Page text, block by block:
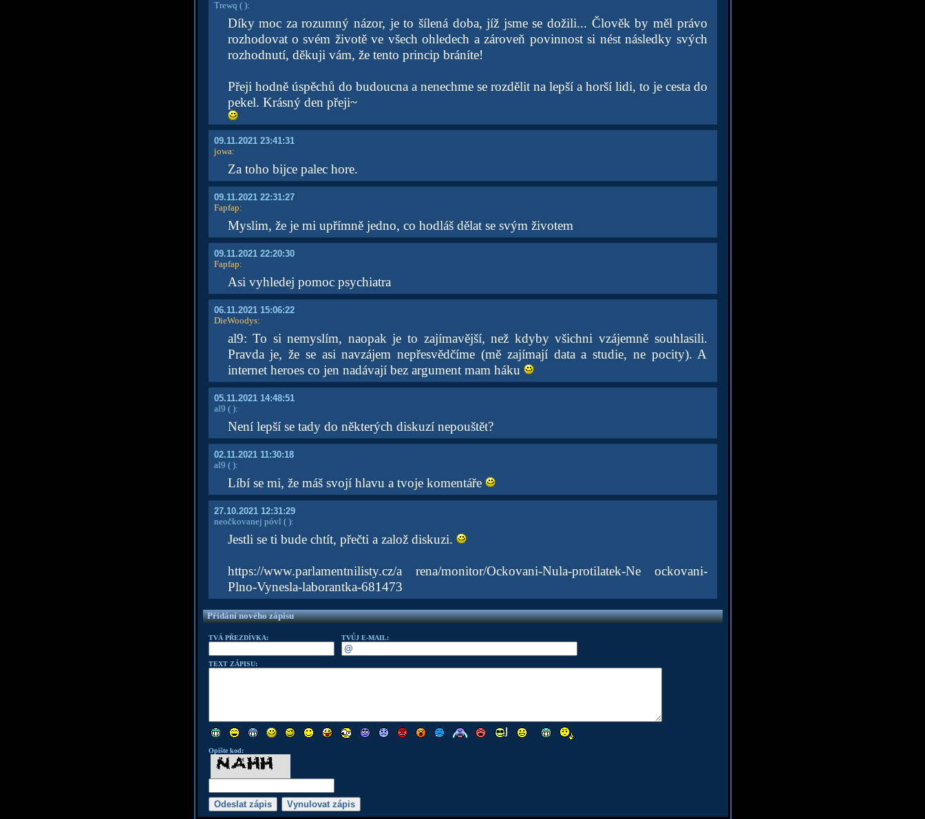
Trewq ( ):
Díky moc za rozumný názor, je to šílená doba, jíž jsme se dožili... Člověk by měl právo
rozhodovat o svém životě ve všech ohledech a zároveň povinnost si nést následky svých
rozhodnutí, děkuji vám, že tento princip bráníte!
Přeji hodně úspěchů do budoucna a nenechme se rozdělit na lepší a horší lidi, to je cesta do
pekel. Krásný den přeji~
09.11.2021 23:41:31
jowa:
Za toho bijce palec hore.
09.11.2021 22:31:27
Fapfap:
Myslim, že je mi upřímně jedno, co hodláš dělat se svým životem
09.11.2021 22:20:30
Fapfap:
Asi vyhledej pomoc psychiatra
06.11.2021 15:06:22
DieWoodys:
al9: To si nemyslím, naopak je to zajímavější, než kdyby všichni vzájemně souhlasili.
Pravda je, že se asi navzájem nepřesvědčíme (mě zajímají data a studie, ne pocity). A
internet heroes co jen nadávají bez argument mam háku
05.11.2021 14:48:51
al9 ( ):
Není lepší se tady do některých diskuzí nepouštět?
02.11.2021 11:30:18
al9 ( ):
Líbí se mi, že máš svojí hlavu a tvoje komentáře
27.10.2021 12:31:29
neočkovanej póvl ( ):
Jestli se ti bude chtít, přečti a založ diskuzi.
https://www.parlamentnilisty.cz/a rena/monitor/Ockovani-Nula-protilatek-Ne ockovani-
Plno-Vynesla-laborantka-681473
Přidání nového zápisu
TVÁ PŘEZDÍVKA: TVŮJ E-MAIL:
TEXT ZÁPISU:
Opište kod: